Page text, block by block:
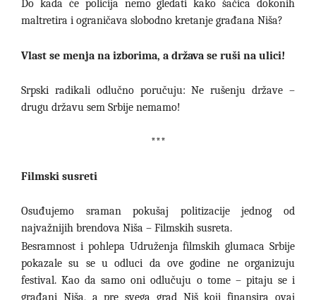
Do kada će policija nemo gledati kako šačica dokonih
maltretira i ograničava slobodno kretanje građana Niša?
Vlast se menja na izborima, a država se ruši na ulici!
Srpski radikali odlučno poručuju: Ne rušenju države –
drugu državu sem Srbije nemamo!
***
Filmski susreti
Osuđujemo sraman pokušaj politizacije jednog od
najvažnijih brendova Niša – Filmskih susreta.
Besramnost i pohlepa Udruženja filmskih glumaca Srbije
pokazale su se u odluci da ove godine ne organizuju
festival. Kao da samo oni odlučuju o tome – pitaju se i
građani Niša, a pre svega grad Niš koji finansira ovaj